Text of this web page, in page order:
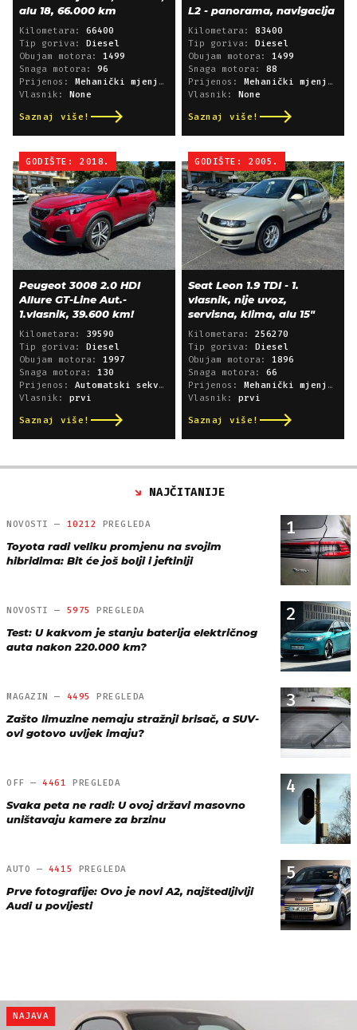
alu 18, 66.000 km
Kilometara: 66400
Tip goriva: Diesel
Obujam motora: 1499
Snaga motora: 96
Prijenos: Mehanički mjenjač
Vlasnik: None
Saznaj više!
L2 - panorama, navigacija
Kilometara: 83400
Tip goriva: Diesel
Obujam motora: 1499
Snaga motora: 88
Prijenos: Mehanički mjenjač
Vlasnik: None
Saznaj više!
GODIŠTE: 2018.
Peugeot 3008 2.0 HDI
Allure GT-Line Aut.-
1.vlasnik, 39.600 km!
Kilometara: 39590
Tip goriva: Diesel
Obujam motora: 1997
Snaga motora: 130
Prijenos: Automatski sekvencijski
Vlasnik: prvi
Saznaj više!
GODIŠTE: 2005.
Seat Leon 1.9 TDI - 1.
vlasnik, nije uvoz,
servisna, klima, alu 15"
Kilometara: 256270
Tip goriva: Diesel
Obujam motora: 1896
Snaga motora: 66
Prijenos: Mehanički mjenjač
Vlasnik: prvi
Saznaj više!
NAJČITANIJE
1
NOVOSTI — 10212 PREGLEDA
Toyota radi veliku promjenu na svojim
hibridima: Bit će još bolji i jeftiniji
2
NOVOSTI — 5975 PREGLEDA
Test: U kakvom je stanju baterija električnog
auta nakon 220.000 km?
3
MAGAZIN — 4495 PREGLEDA
Zašto limuzine nemaju stražnji brisač, a SUV-
ovi gotovo uvijek imaju?
4
OFF —4461 PREGLEDA
Svaka peta ne radi: U ovoj državi masovno
uništavaju kamere za brzinu
5
AUTO — 4415 PREGLEDA
Prve fotografije: Ovo je novi A2, najštedljiviji
Audi u povijesti
NAJAVA